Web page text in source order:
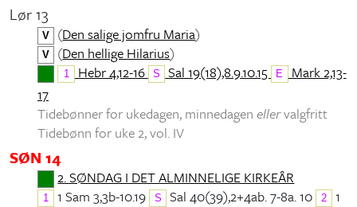
Lør 13
V (Den salige jomfru Maria)
V (Den hellige Hilarius)
1 Hebr 4,12-16 S Sal 19(18),8.9.10.15 E Mark 2,13-
17
Tidebønner for ukedagen, minnedagen ellervalgfritt
Tidebønn for uke 2, vol. IV
SØN 14
2. SØNDAG I DET ALMINNELIGE KIRKEÅR
1 1 Sam 3,3b-10.19 S Sal 40(39),2+4ab. 7-8a. 10 2
1